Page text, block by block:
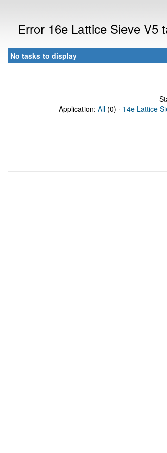
Error 16e Lattice Sieve V5
No tasks to display
Application: All (0) · 14e Lattice